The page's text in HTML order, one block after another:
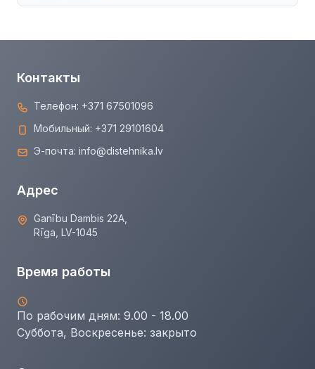
Контакты
Телефон: +371 67501096
Мобильный: +371 29101604
Э-почта: info@distehnika.lv
Адрес
Ganību Dambis 22A,
Rīga, LV-1045
Время работы
По рабочим дням: 9.00 - 18.00
Суббота, Воскресенье: закрыто